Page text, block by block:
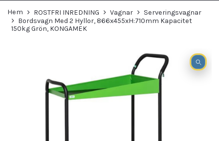
Hem ROSTFRI INREDNING Vagnar
Serveringsvagnar
Bordsvagn Med 2 Hyllor, 866x455xH:710mm Kapacitet
150kg Grön, KONGAMEK